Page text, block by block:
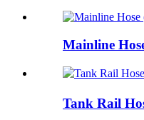
Mainline
Tank Rail